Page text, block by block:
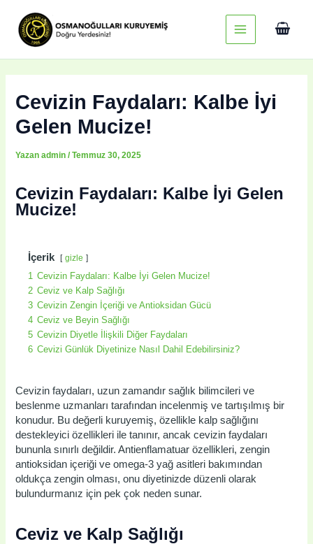
Main
Menu
Cevizin Faydaları: Kalbe İyi
Gelen Mucize!
Yazan admin/Temmuz 30, 2025
Cevizin Faydaları: Kalbe İyi Gelen
Mucize!
İçerik gizle
1 Cevizin Faydaları: Kalbe İyi Gelen Mucize!
2 Ceviz ve Kalp Sağlığı
3 Cevizin Zengin İçeriği ve Antioksidan Gücü
4 Ceviz ve Beyin Sağlığı
5 Cevizin Diyetle İlişkili Diğer Faydaları
6 Cevizi Günlük Diyetinize Nasıl Dahil Edebilirsiniz?
Cevizin faydaları, uzun zamandır sağlık bilimcileri ve
beslenme uzmanları tarafından incelenmiş ve tartışılmış bir
konudur. Bu değerli kuruyemiş, özellikle kalp sağlığını
destekleyici özellikleri ile tanınır, ancak cevizin faydaları
bununla sınırlı değildir. Antienflamatuar özellikleri, zengin
antioksidan içeriği ve omega-3 yağ asitleri bakımından
oldukça zengin olması, onu diyetinizde düzenli olarak
bulundurmanız için pek çok neden sunar.
Ceviz ve Kalp Sağlığı